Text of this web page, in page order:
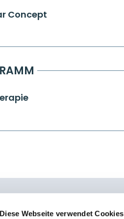
Diese Webseite verwendet Cookies
Concept